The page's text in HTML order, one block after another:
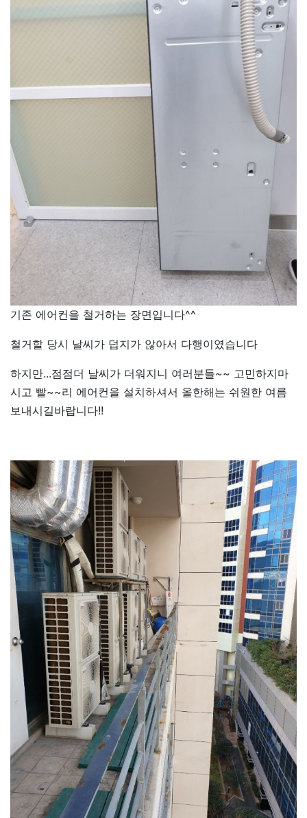
기존 에어컨을 철거하는 장면입니다^^
철거할 당시 날씨가 덥지가 않아서 다행이였습니다
하지만...점점더 날씨가 더워지니 여러분들~~ 고민하지마
시고 빨~~리 에어컨을 설치하셔서 올한해는 쉬원한 여름
보내시길바랍니다!!